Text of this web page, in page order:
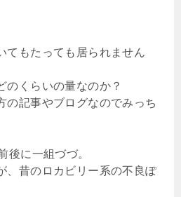
てもたっても居られません
のくらいの量なのか？
の記事やブログなのでみっち
後に一組づづ。
、昔のロカビリー系の不良ぽ